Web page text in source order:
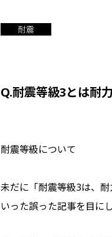
耐震
Q.耐震等級3とは耐
耐震等級について
未だに「耐震等級3は、
いった誤った記事を目にし